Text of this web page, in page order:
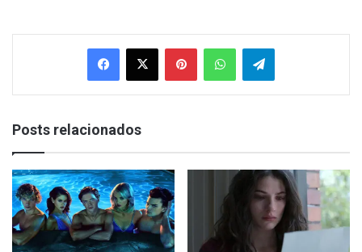
Facebook
X PinterestWhatsAppTelegram
Posts relacionados